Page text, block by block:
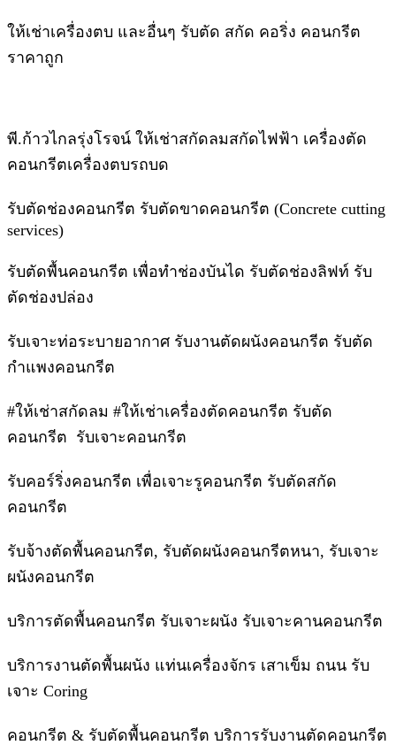
ให้เช่าเครื่องตบ และอื่นๆ รับตัด สกัด คอริ่ง คอนกรีต
ราคาถูก
พี.ก้าวไกลรุ่งโรจน์ ให้เช่าสกัดลมสกัดไฟฟ้า เครื่องตัด
คอนกรีตเครื่องตบรถบด
รับตัดช่องคอนกรีต รับตัดขาดคอนกรีต (Concrete cutting
services)
รับตัดพื้นคอนกรีต เพื่อทำช่องบันได รับตัดช่องลิฟท์ รับ
ตัดช่องปล่อง
รับเจาะท่อระบายอากาศ รับงานตัดผนังคอนกรีต รับตัด
กำแพงคอนกรีต
#ให้เช่าสกัดลม #ให้เช่าเครื่องตัดคอนกรีต รับตัด
คอนกรีต รับเจาะคอนกรีต
รับคอร์ริ่งคอนกรีต เพื่อเจาะรูคอนกรีต รับตัดสกัด
คอนกรีต
รับจ้างตัดพื้นคอนกรีต, รับตัดผนังคอนกรีตหนา, รับเจาะ
ผนังคอนกรีต
บริการตัดพื้นคอนกรีต รับเจาะผนัง รับเจาะคานคอนกรีต
บริการงานตัดพื้นผนัง แท่นเครื่องจักร เสาเข็ม ถนน รับ
เจาะ Coring
คอนกรีต & รับตัดพื้นคอนกรีต บริการรับงานตัดคอนกรีต